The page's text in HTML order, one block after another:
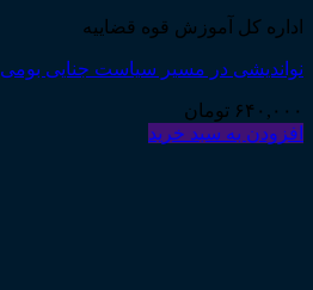
اداره کل آموزش قوه قضاییه
نواندیشی در مسیر سیاست جنایی بومی
۶۴۰,۰۰۰ تومان
افزودن به سبد خرید